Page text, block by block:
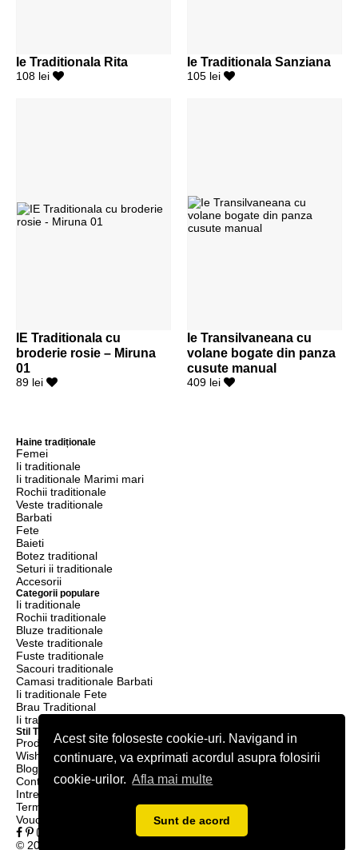
Acest site foloseste cookie-uri. Navigand in
continuare, va exprimati acordul asupra folosirii
cookie-urilor. Afla mai multe
Sunt de acord
Ie Traditionala Rita
108 lei
Ie Traditionala Sanziana
105 lei
IE Traditionala cu
broderie rosie – Miruna
01
89 lei
Ie Transilvaneana cu
volane bogate din panza
cusute manual
409 lei
Haine tradiționale
Femei
Ii traditionale
Ii traditionale Marimi mari
Rochii traditionale
Veste traditionale
Barbati
Fete
Baieti
Botez traditional
Seturi ii traditionale
Accesorii
Categorii populare
Ii traditionale
Rochii traditionale
Bluze traditionale
Veste traditionale
Fuste traditionale
Sacouri traditionale
Camasi traditionale Barbati
Ii traditionale Fete
Brau Traditional
Ii traditionale Baieti
Stil Traditional
Produse
Wishlist
Blog
Contact
Intrebari frecvente
Termeni & condiții
Voucher Reducere
© 2026 Stil Tradițional - Catalog online de produse Tradiționale